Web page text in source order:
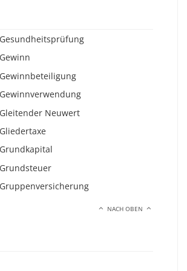
Gesundheitsprüfung
Gewinn
Gewinnbeteiligung
Gewinnverwendung
Gleitender Neuwert
Gliedertaxe
Grundkapital
Grundsteuer
Gruppenversicherung
NACH OBEN